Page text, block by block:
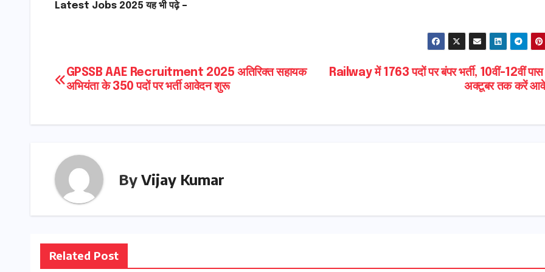
Latest Jobs 2025 यह भी पढ़े –
Post
Railway में 1763 पदों पर बंपर भर्ती, 10वीं-12वीं
अक्टूबर तक करें
GPSSB AAE Recruitment 2025 अतिरिक्त सहायक
अभियंता के 350 पदों पर भर्ती आवेदन शुरू
By Vijay Kumar
Related Post